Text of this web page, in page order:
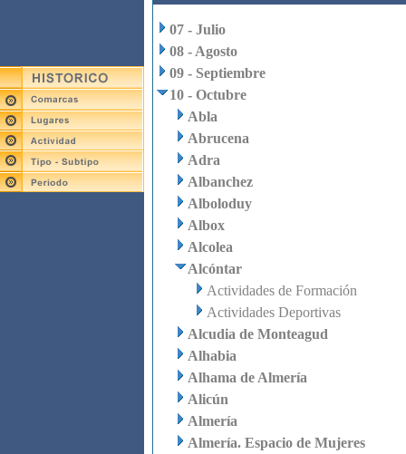
07 - Julio
08 - Agosto
09 - Septiembre
10 - Octubre
Abla
Abrucena
Adra
Albanchez
Alboloduy
Albox
Alcolea
Alcóntar
Actividades de Formación
Actividades Deportivas
Alcudia de Monteagud
Alhabia
Alhama de Almería
Alicún
Almería
Almería. Espacio de Mujeres